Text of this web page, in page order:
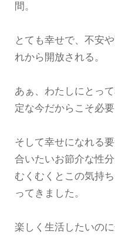
間。
とても幸せで、不安
れから開放される。
あぁ、わたしにとっ
定な今だからこそ必
そして幸せになれる
合いたいお節介な性分
むくむくとこの気持
ってきました。
楽しく生活したいの